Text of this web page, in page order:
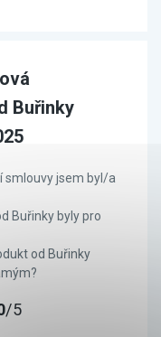
Buřinky
smlouvy jsem byl/a
Buřinky byly pro
od Buřinky
/5